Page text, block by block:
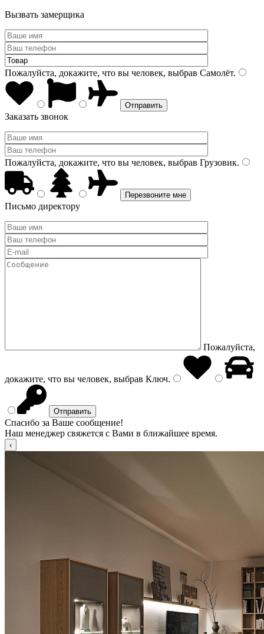
Вызвать замерщика
Пожалуйста, докажите, что вы человек, выбрав Самолёт.
Заказать звонок
Пожалуйста, докажите, что вы человек, выбрав Грузовик.
Письмо директору
Пожалуйста,
докажите, что вы человек, выбрав Ключ.
Спасибо за Ваше сообщение!
Наш менеджер свяжется с Вами в ближайшее время.